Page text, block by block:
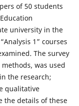
of 50 students
university in the
1” courses
The survey
was used
the research;
qualitative
the details of these